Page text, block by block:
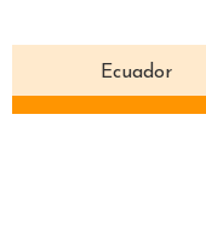
Ecuador